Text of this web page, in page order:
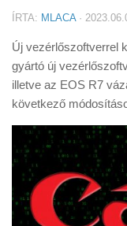
Tudástár
Tanácsok
Helyszíni Riport
E-BB
ÍRTA: MLACA·
Új vezérlőszoftverrel
gyártó új
illetve az EOS R7
következő